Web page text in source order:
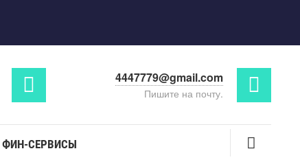
4447779@gmail.com
Пишите на почту.
ФИН-СЕРВИСЫ